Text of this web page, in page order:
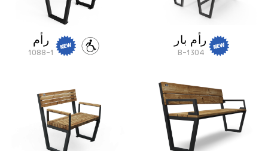
رأم بار
1304-B
رأم
1088-1